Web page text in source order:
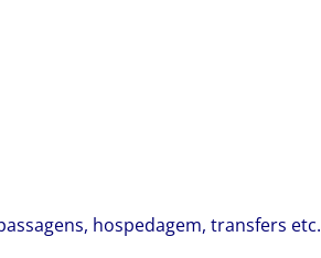
hospedagem, transfers etc.